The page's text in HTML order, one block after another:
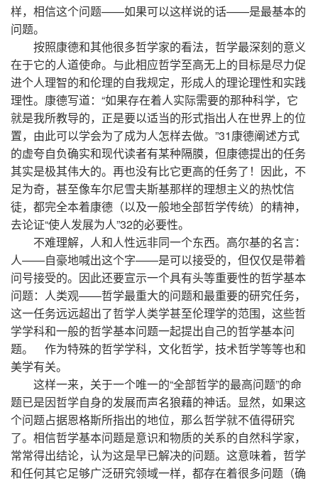
样，相信这个问题——如果可以这样说的话——是最基本的
问题。
按照康德和其他很多哲学家的看法，哲学最深刻的意义
在于它的人道使命。与此相应哲学至高无上的目标是尽力促
进个人理智的和伦理的自我规定，形成人的理论理性和实践
理性。康德写道：“如果存在着人实际需要的那种科学，它
就是我所教导的，正是要以适当的形式指出人在世界上的位
置，由此可以学会为了成为人怎样去做。”31康德阐述方式
的虚夸自负确实和现代读者有某种隔膜，但康德提出的任务
其实是极其伟大的。再也没有比它更高的任务了！因此，不
足为奇，甚至像车尔尼雪夫斯基那样的理想主义的热忱信
徒，都完全本着康德（以及一般地全部哲学传统）的精神，
去论证“使人发展为人”32的必要性。
不难理解，人和人性远非同一个东西。高尔基的名言：
人——自豪地喊出这个字——是可以接受的，但仅仅是带着
问号接受的。因此还要宣示一个具有头等重要性的哲学基本
问题：人类观——哲学最重大的问题和最重要的研究任务，
这一任务远远超出了哲学人类学甚至伦理学的范围，这些哲
学学科和一般的哲学基本问题一起提出自己的哲学基本问
题。 作为特殊的哲学学科，文化哲学，技术哲学等等也和
美学有关。
这样一来，关于一个唯一的“全部哲学的最高问题”的命
题已是因哲学自身的发展而声名狼藉的神话。显然，如果这
个问题占据恩格斯所指出的地位，那么哲学就不值得研究
了。相信哲学基本问题是意识和物质的关系的自然科学家，
常常得出结论，认为这是早已解决的问题。这意味着，哲学
和任何其它足够广泛研究领域一样，都存在着很多问题（确